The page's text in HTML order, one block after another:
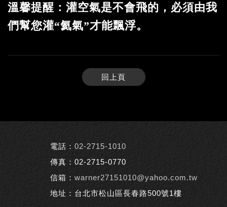
溫馨提醒：灌空氣是不會飛的，必須由我
們幫您灌“氦氣”才能飄浮。
回上頁
電話： 02-2715-1010
傳真：02-2715-0770
信箱： warner27151010@yahoo.com.tw
地址：台北市松山區長春路500號1樓